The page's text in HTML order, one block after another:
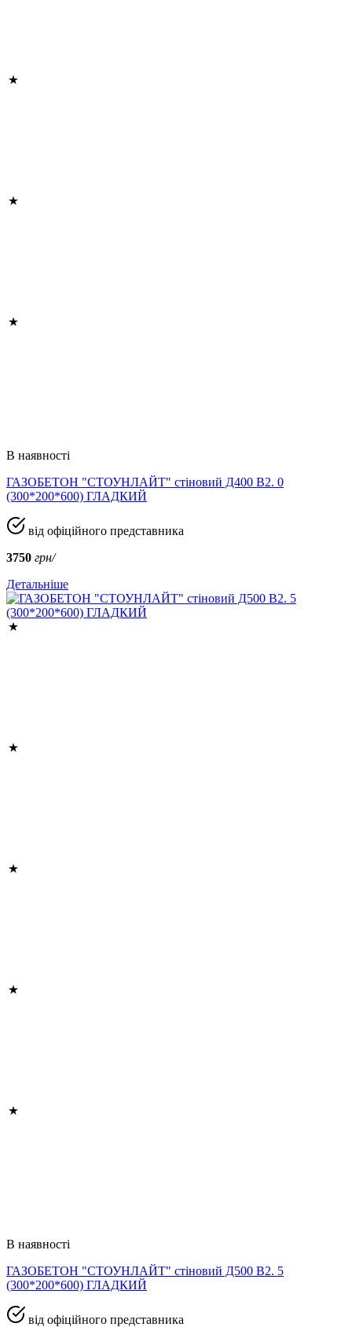
В наявності
ГАЗОБЕТОН "СТОУНЛАЙТ" стіновий Д400 В2. 0
(300*200*600) ГЛАДКИЙ
від офіційного представника
3750 грн/
Детальніше
В наявності
ГАЗОБЕТОН "СТОУНЛАЙТ" стіновий Д500 В2. 5
(300*200*600) ГЛАДКИЙ
від офіційного представника